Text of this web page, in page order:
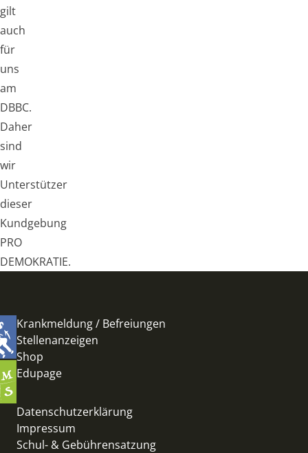
gilt
auch
für
uns
am
DBBC.
Daher
sind
wir
Unterstützer
dieser
Kundgebung
PRO
DEMOKRATIE.
Krankmeldung / Befreiungen
Stellenanzeigen
Shop
Edupage
Datenschutzerklärung
Impressum
Schul- & Gebührensatzung